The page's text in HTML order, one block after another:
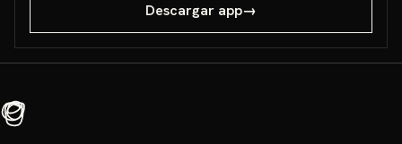
Descargar app→